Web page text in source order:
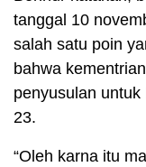
tanggal 10
salah satu poin
bahwa
penyusulan
23.
“Oleh karna itu